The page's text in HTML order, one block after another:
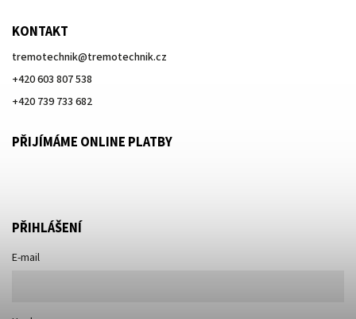
KONTAKT
tremotechnik@tremotechnik.cz
+420 603 807 538
+420 739 733 682
PŘIJÍMÁME ONLINE PLATBY
PŘIHLÁŠENÍ
E-mail